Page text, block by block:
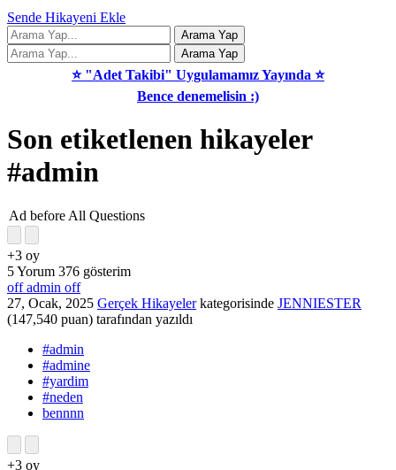
Sende Hikayeni Ekle
⭐ "Adet Takibi" Uygulamamız Yayında ⭐
Bence denemelisin :)
Son etiketlenen hikayeler
#admin
Ad before All Questions
+3 oy
5Yorum 376 gösterim
off admin off
27, Ocak, 2025 Gerçek Hikayelerkategorisinde JENNIESTER
(147,540 puan) tarafından yazıldı
#admin
#admine
#yardim
#neden
bennnn
+3 oy